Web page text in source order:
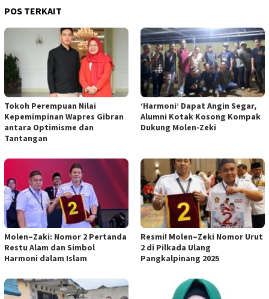
POS TERKAIT
Tokoh Perempuan Nilai
Kepemimpinan Wapres Gibran
antara Optimisme dan
Tantangan
‘Harmoni’ Dapat Angin Segar,
Alumni Kotak Kosong Kompak
Dukung Molen-Zeki
Molen–Zaki: Nomor 2 Pertanda
Restu Alam dan Simbol
Harmoni dalam Islam
Resmi! Molen–Zeki Nomor Urut
2 di Pilkada Ulang
Pangkalpinang 2025